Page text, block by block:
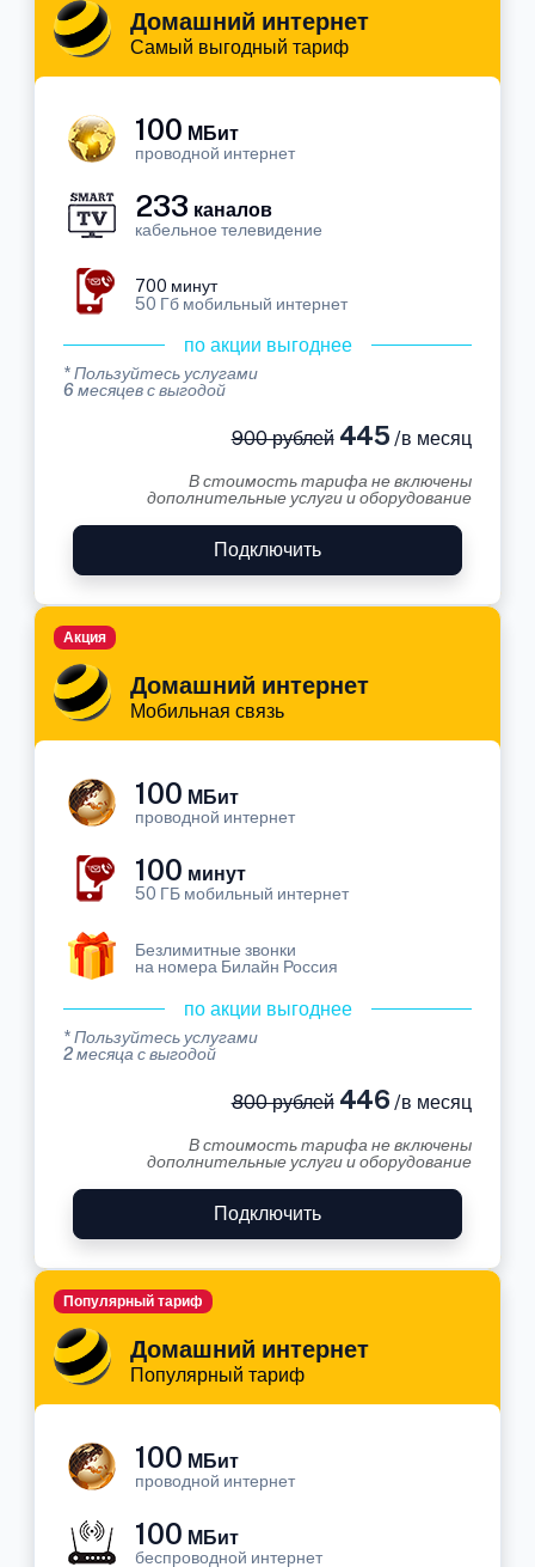
Домашний интернет
Самый выгодный тариф
100 МБит
проводной интернет
233 каналов
кабельное телевидение
700 минут
50 Гб мобильный интернет
по акции выгоднее
* Пользуйтесь услугами
6 месяцев с выгодой
900 рублей445 /в месяц
В стоимость тарифа не включены
дополнительные услуги и оборудование
Подключить
Домашний интернет
Мобильная связь
Акция
100 МБит
проводной интернет
100 минут
50 ГБ мобильный интернет
Безлимитные звонки
на номера Билайн Россия
по акции выгоднее
* Пользуйтесь услугами
2 месяца с выгодой
800 рублей446 /в месяц
В стоимость тарифа не включены
дополнительные услуги и оборудование
Подключить
Домашний интернет
Популярный тариф
Популярный тариф
100 МБит
проводной интернет
100 МБит
беспроводной интернет